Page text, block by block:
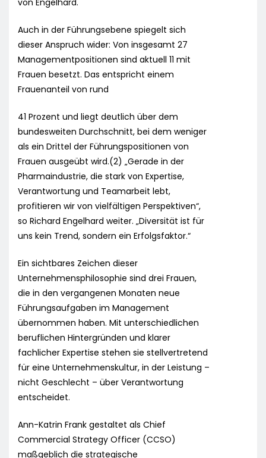
von Engelhard.
Auch in der Führungsebene spiegelt sich
dieser Anspruch wider: Von insgesamt 27
Managementpositionen sind aktuell 11 mit
Frauen besetzt. Das entspricht einem
Frauenanteil von rund
41 Prozent und liegt deutlich über dem
bundesweiten Durchschnitt, bei dem weniger
als ein Drittel der Führungspositionen von
Frauen ausgeübt wird.(2) „Gerade in der
Pharmaindustrie, die stark von Expertise,
Verantwortung und Teamarbeit lebt,
profitieren wir von vielfältigen Perspektiven“,
so Richard Engelhard weiter. „Diversität ist für
uns kein Trend, sondern ein Erfolgsfaktor.“
Ein sichtbares Zeichen dieser
Unternehmensphilosophie sind drei Frauen,
die in den vergangenen Monaten neue
Führungsaufgaben im Management
übernommen haben. Mit unterschiedlichen
beruflichen Hintergründen und klarer
fachlicher Expertise stehen sie stellvertretend
für eine Unternehmenskultur, in der Leistung –
nicht Geschlecht – über Verantwortung
entscheidet.
Ann-Katrin Frank gestaltet als Chief
Commercial Strategy Officer (CCSO)
maßgeblich die strategische